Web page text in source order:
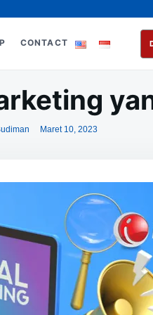
CONTACT
Maret 10, 2023